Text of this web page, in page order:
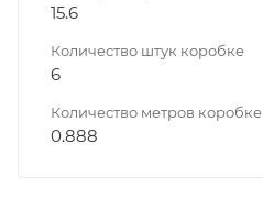
15.6
Количество штук коробке
6
Количество метров коробке
0.888